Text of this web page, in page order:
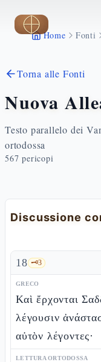
Vai al contenuto
Home Fonti
Torna alle Fonti
Nuova
Testo parallelo dei
ortodossa
567 pericopi
18 🗝️3
GRECO
Καὶ ἔρχονται
λέγουσιν
αὐτὸν λέγοντες·
LETTURA ORTODOSSA